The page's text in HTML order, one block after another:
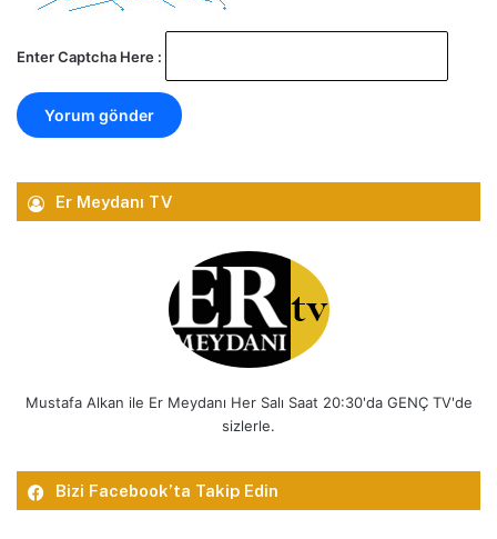
Enter Captcha Here :
Er Meydanı TV
Mustafa Alkan ile Er Meydanı Her Salı Saat 20:30'da GENÇ TV'de
sizlerle.
Bizi Facebook’ta Takip Edin